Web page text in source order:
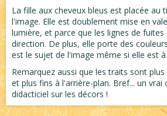
La fille aux cheveux bleus est placée au
l'image. Elle est doublement mise en
lumière, et parce que les lignes de
direction. De plus, elle porte des
est le sujet de l'image même si elle est
Remarquez aussi que les traits sont
et plus fins à l'arrière-plan. Bref... un
didacticiel sur les décors !